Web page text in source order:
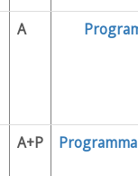
A
A+P Programma